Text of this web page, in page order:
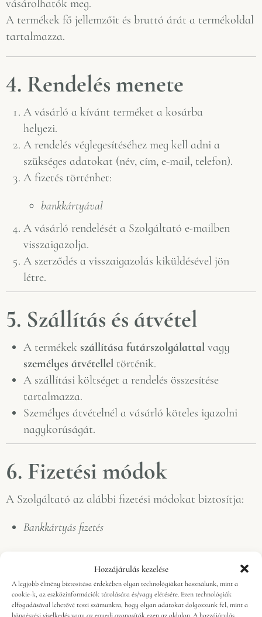
Hozzájárulás kezelése
A legjobb élmény biztosítása érdekében olyan technológiákat használunk, mint a
cookie-k, az eszközinformációk tárolására és/vagy elérésére. Ezen technológiák
elfogadásával lehetővé teszi számunkra, hogy olyan adatokat dolgozzunk fel, mint a
böngészési viselkedés vagy az egyedi azonosítók ezen az oldalon. A hozzájárulás
vásárolhatók meg.
A termékek fő jellemzőit és bruttó árát a termékoldal
tartalmazza.
4. Rendelés menete
A vásárló a kívánt terméket a kosárba
helyezi.
A rendelés véglegesítéséhez meg kell adni a
szükséges adatokat (név, cím, e-mail, telefon).
A fizetés történhet:
bankkártyával
A vásárló rendelését a Szolgáltató e-mailben
visszaigazolja.
A szerződés a visszaigazolás kiküldésével jön
létre.
5. Szállítás és átvétel
A termékek szállítása futárszolgálattal vagy
személyes átvétellel történik.
A szállítási költséget a rendelés összesítése
tartalmazza.
Személyes átvételnél a vásárló köteles igazolni
nagykorúságát.
6. Fizetési módok
A Szolgáltató az alábbi fizetési módokat biztosítja:
Bankkártyás fizetés
7. Elállási jog